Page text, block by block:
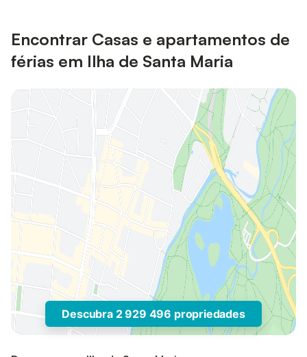
Encontrar Casas e apartamentos de
férias em Ilha de Santa Maria
Descubra 2 929 496 propriedades